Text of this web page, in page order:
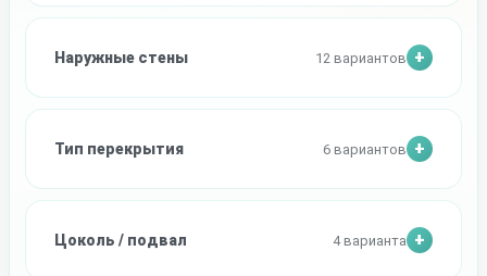
Наружные стены 12 вариантов
Тип перекрытия 6 вариантов
Цоколь / подвал 4 варианта